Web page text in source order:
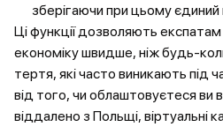
зберігаючи при цьому
Ці функції дозволяють
економіку швидше, ніж будь-
тертя, які часто виникають під
від того, чи облаштовуєтеся ви в
віддалено з Польщі, віртуальні